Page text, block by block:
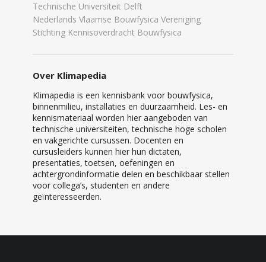
Technische Universiteit Delft
Nederlands Vlaamse Bouwfysica Vereniging
Stichting Kennisoverdracht Bouwfysica
Over Klimapedia
Klimapedia is een kennisbank voor bouwfysica,
binnenmilieu, installaties en duurzaamheid. Les- en
kennismateriaal worden hier aangeboden van
technische universiteiten, technische hoge scholen
en vakgerichte cursussen. Docenten en
cursusleiders kunnen hier hun dictaten,
presentaties, toetsen, oefeningen en
achtergrondinformatie delen en beschikbaar stellen
voor collega’s, studenten en andere
geïnteresseerden.